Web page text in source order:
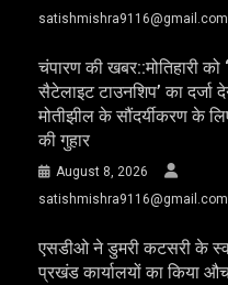
satishmishra9116@gmail.com
चंपारण की खबर::मोतिहारी को
सैटेलाइट टाउनशिप’ का दर्जा
मोतीझील के सौंदर्यीकरण के
की गुहार
August 8, 2026
satishmishra9116@gmail.com
एसडीओ ने डुमरी कटसरी के
प्रखंड कार्यालयों का किया